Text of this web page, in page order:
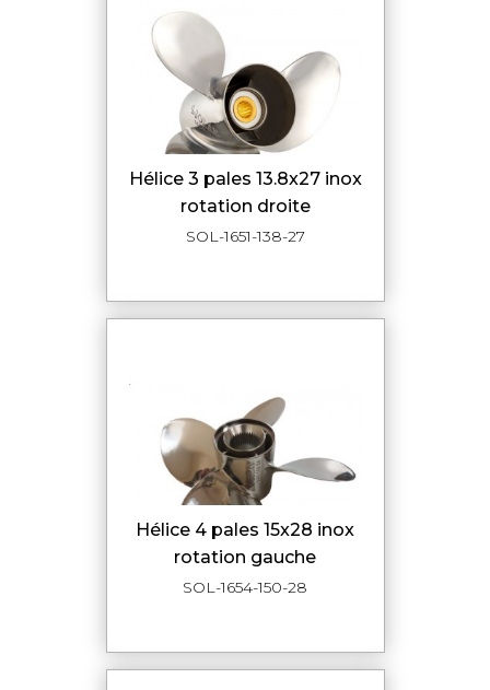
hélice 3 pales 13.8x27 inox
rotation droite
SOL-1651-138-27
hélice 4 pales 15x28 inox
rotation gauche
SOL-1654-150-28